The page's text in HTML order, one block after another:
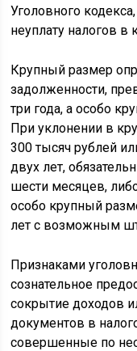
Уголовного
неуплату налогов
Крупный размер
задолженности,
три года, а особо
При уклонении в
300 тысяч рублей
двух лет,
шести месяцев,
особо крупный
лет с возможным
Признаками
сознательное
сокрытие доходов
документов в
совершенные по